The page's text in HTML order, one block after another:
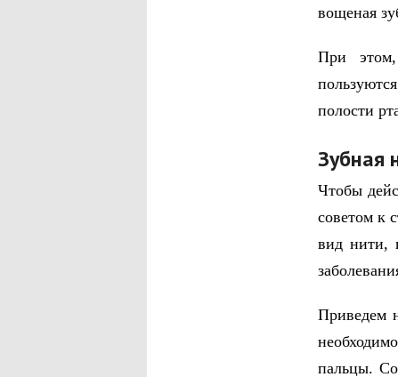
вощеная
При
полости
Зубная
Чтобы
советом к
вид нити,
Приведем
пальцы.